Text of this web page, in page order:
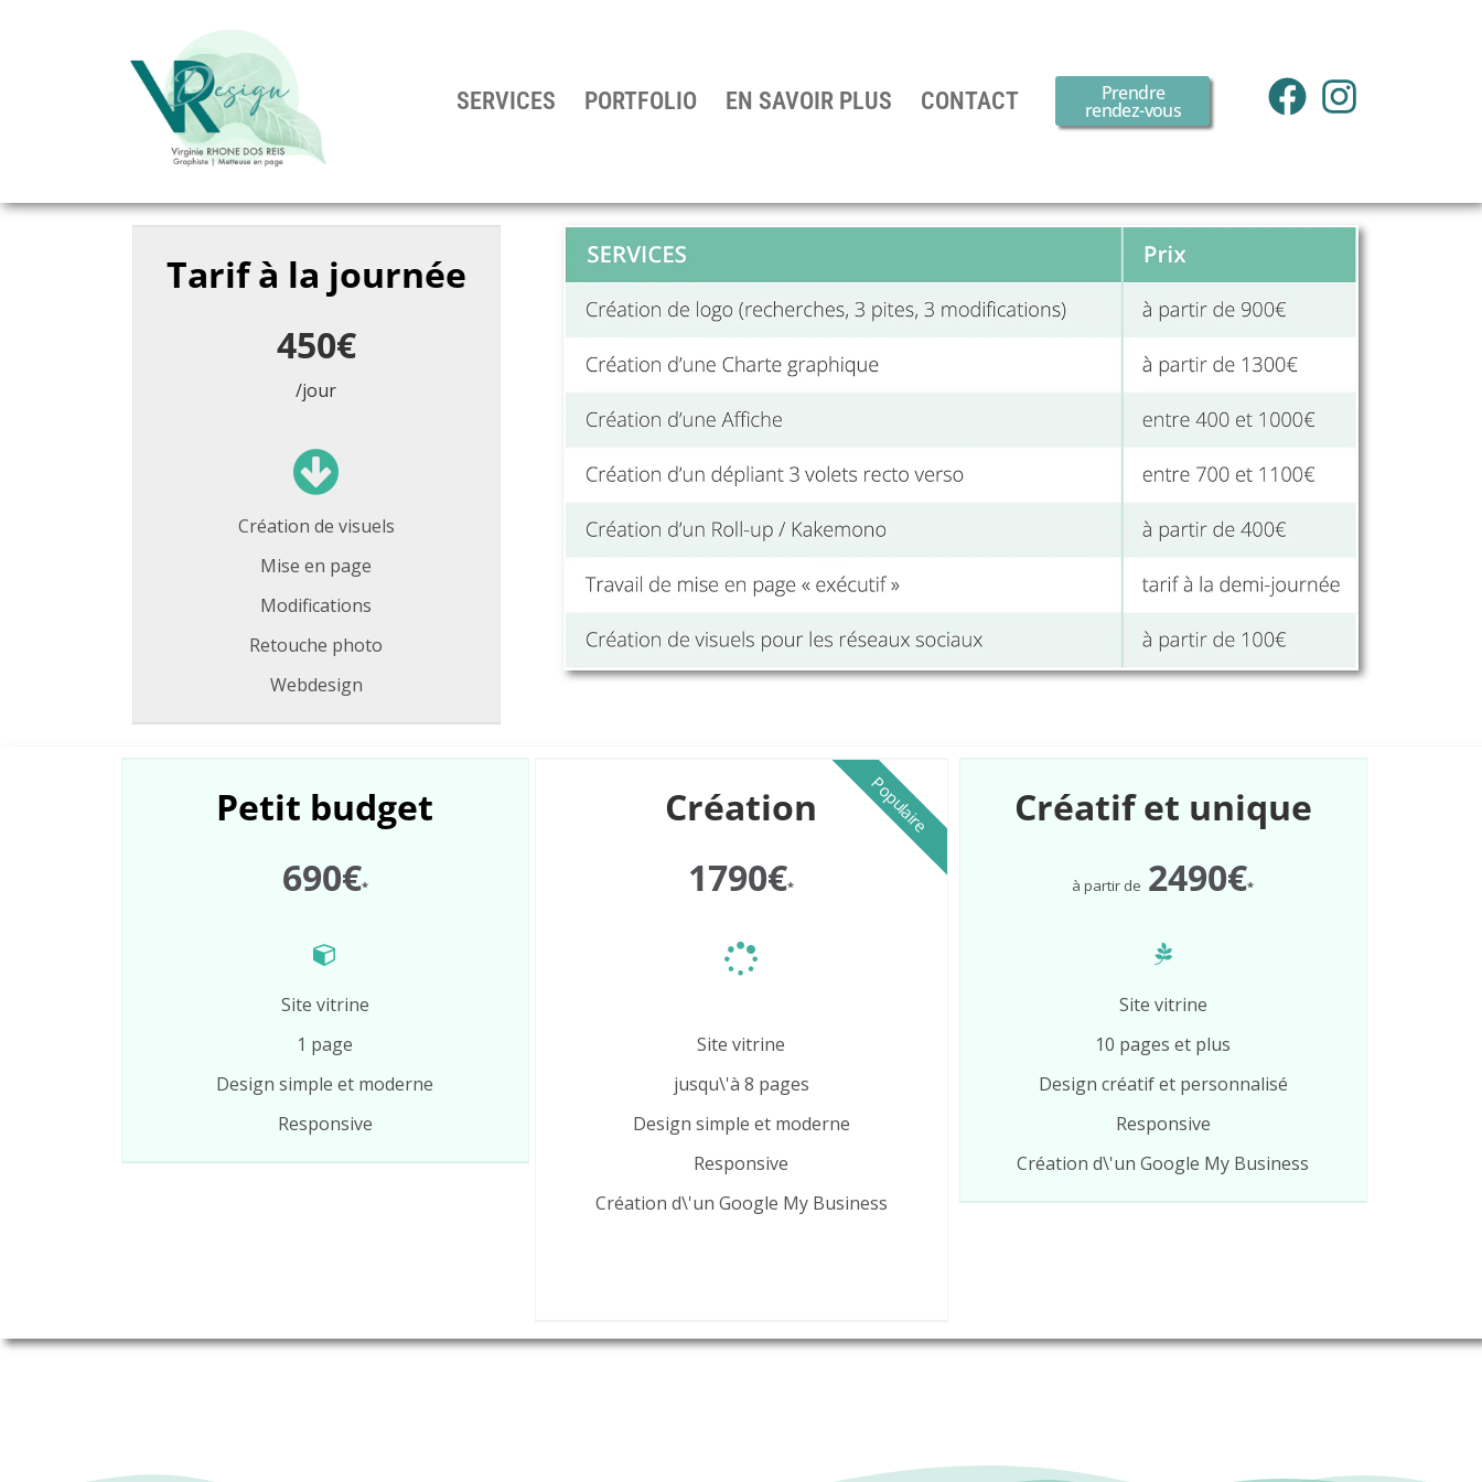
SERVICES PORTFOLIO EN SAVOIR PLUS CONTACT Prendre
rendez-vous
Tarif à la journée
450€
/jour
Création de visuels
Mise en page
Modifications
Retouche photo
Webdesign
Petit budget
690€*
Site vitrine
1 page
Design simple et moderne
Responsive
Création
1790€*
Site vitrine
jusqu\'à 8 pages
Design simple et moderne
Responsive
Création d\'un Google My Business
Populaire Créatif et unique
à partir de 2490€*
Site vitrine
10 pages et plus
Design créatif et personnalisé
Responsive
Création d\'un Google My Business